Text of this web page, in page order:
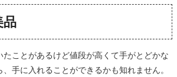
品
ことがあるけど値段が高くて手がとどかな
手に入れることができるかも知れません。